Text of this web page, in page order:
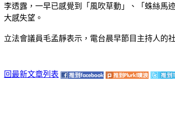
李透露，一早已感覺到「風吹草動」、「蛛絲馬
大感失望。
立法會議員毛孟靜表示，電台晨早節目主持人的
回最新文章列表